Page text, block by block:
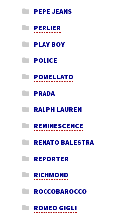
PEPE JEANS
PERLIER
PLAY BOY
POLICE
POMELLATO
PRADA
RALPH LAUREN
REMINESCENCE
RENATO BALESTRA
REPORTER
RICHMOND
ROCCOBAROCCO
ROMEO GIGLI